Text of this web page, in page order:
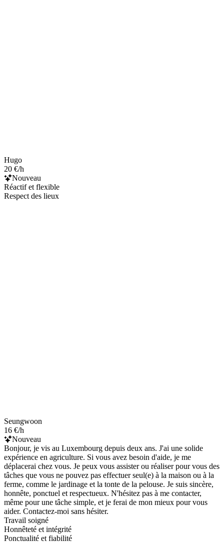
Hugo
20 €/h
Nouveau
Réactif et flexible
Respect des lieux
Seungwoon
16 €/h
Nouveau
Bonjour, je vis au Luxembourg depuis deux ans. J'ai une solide
expérience en agriculture. Si vous avez besoin d'aide, je me
déplacerai chez vous. Je peux vous assister ou réaliser pour vous des
tâches que vous ne pouvez pas effectuer seul(e) à la maison ou à la
ferme, comme le jardinage et la tonte de la pelouse. Je suis sincère,
honnête, ponctuel et respectueux. N'hésitez pas à me contacter,
même pour une tâche simple, et je ferai de mon mieux pour vous
aider. Contactez-moi sans hésiter.
Travail soigné
Honnêteté et intégrité
Ponctualité et fiabilité